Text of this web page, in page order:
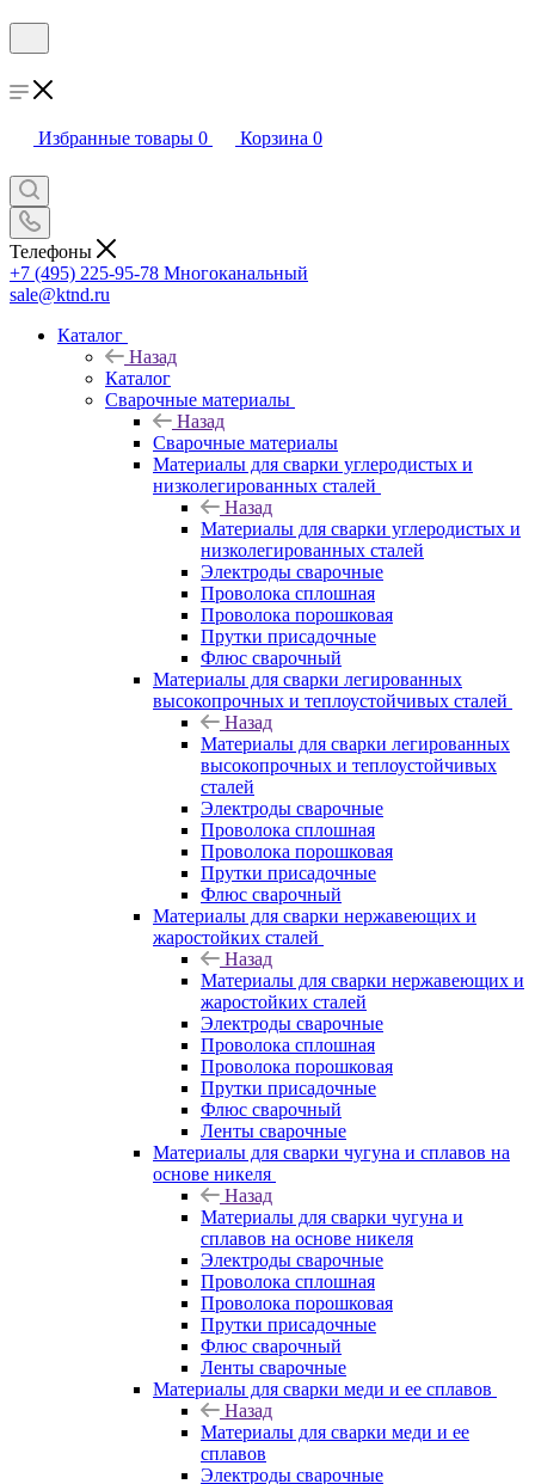
Избранные товары 0 Корзина 0
Телефоны
+7 (495) 225-95-78 Многоканальный
sale@ktnd.ru
Каталог
Назад
Каталог
Сварочные материалы
Назад
Сварочные материалы
Материалы для сварки углеродистых и
низколегированных сталей
Назад
Материалы для сварки углеродистых и
низколегированных сталей
Электроды сварочные
Проволока сплошная
Проволока порошковая
Прутки присадочные
Флюс сварочный
Материалы для сварки легированных
высокопрочных и теплоустойчивых сталей
Назад
Материалы для сварки легированных
высокопрочных и теплоустойчивых
сталей
Электроды сварочные
Проволока сплошная
Проволока порошковая
Прутки присадочные
Флюс сварочный
Материалы для сварки нержавеющих и
жаростойких сталей
Назад
Материалы для сварки нержавеющих и
жаростойких сталей
Электроды сварочные
Проволока сплошная
Проволока порошковая
Прутки присадочные
Флюс сварочный
Ленты сварочные
Материалы для сварки чугуна и сплавов на
основе никеля
Назад
Материалы для сварки чугуна и
сплавов на основе никеля
Электроды сварочные
Проволока сплошная
Проволока порошковая
Прутки присадочные
Флюс сварочный
Ленты сварочные
Материалы для сварки меди и ее сплавов
Назад
Материалы для сварки меди и ее
сплавов
Электроды сварочные